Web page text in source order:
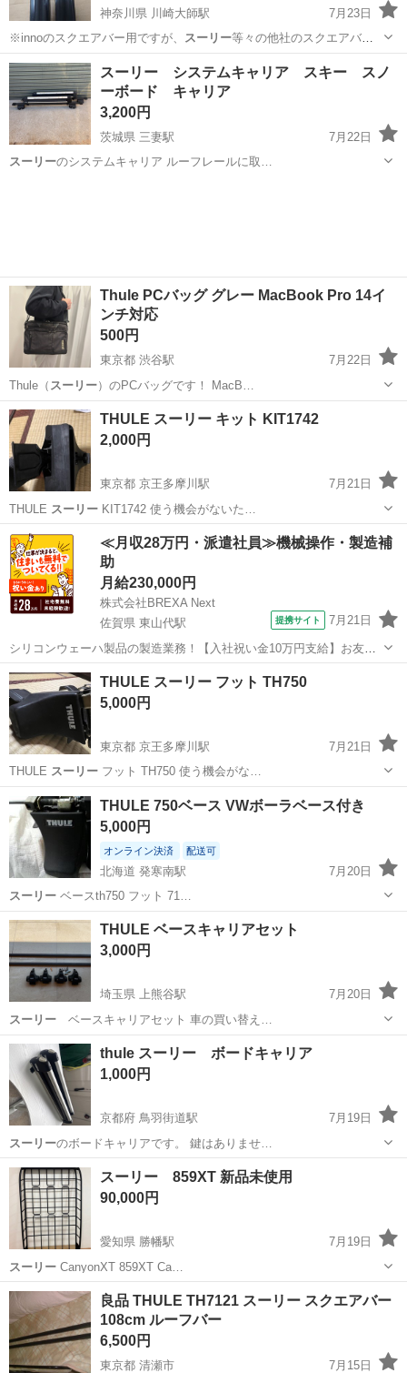
神奈川県 川崎大師駅
7月23日
※innoのスクエアバー用ですが、 スーリー等々の他社のスクエアバー
にも付くかも…
神奈川 川崎市 川崎大師駅 スノーボード
スーリー システムキャリア スキー スノ
ーボード キャリア
3,200円
茨城県 三妻駅
7月22日
スーリーのシステムキャリア ルーフレールに取…
Thule PCバッグ グレー MacBook Pro 14イ
ンチ対応
500円
東京都 渋谷駅
7月22日
Thule（ スーリー ）のPCバッグです！ MacB…
東京 渋谷区 バッグ Thule
THULE スーリー キット KIT1742
2,000円
東京都 京王多摩川駅
7月21日
THULE スーリー KIT1742 使う機会がないた…
東京 調布市 京王多摩川駅 車のパーツ THULE
≪月収28万円・派遣社員≫機械操作・製造補
助
月給230,000円
株式会社BREXA Next
佐賀県 東山代駅
提携サイト 7月21日
シリコンウェーハ製品の製造業務！【入社祝い金10万円支給】お友達
やカップルとの応募OK◎年間休日129日＆休出なしでプライベート充
実♪業務はクリーンルームで快適作業◎自社正社員登用制度あり★1食
300円～の格安食堂あり！《佐...
佐賀 伊万里市
THULE スーリー フット TH750
5,000円
東京都 京王多摩川駅
7月21日
THULE スーリー フット TH750 使う機会がな…
東京 調布市 車のパーツ スーリー
THULE 750ベース VWボーラベース付き
5,000円
オンライン決済 配送可
北海道 発寒南駅
7月20日
スーリーベースth750 フット 71…
北海道 札幌市 キャリア、ラック
THULE ベースキャリアセット
3,000円
埼玉県 上熊谷駅
7月20日
スーリーベースキャリアセット 車の買い替え…
埼玉 熊谷市 キャリア、ラック
thule スーリー ボードキャリア
1,000円
京都府 鳥羽街道駅
7月19日
スーリーのボードキャリアです。 鍵はありませ…
京都 京都市 鳥羽街道駅 キャリア、ラック
スーリー 859XT 新品未使用
90,000円
愛知県 勝幡駅
7月19日
スーリーCanyonXT 859XT Ca…
愛知 愛西市 勝幡駅
良品 THULE TH7121 スーリー スクエアバー
108cm ルーフバー
6,500円
東京都 清瀬市 7月15日